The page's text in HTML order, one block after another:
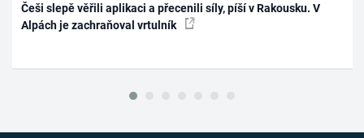
Češi slepě věřili aplikaci a přecenili síly, píší v Rakousku. V
Alpách je zachraňoval vrtulník